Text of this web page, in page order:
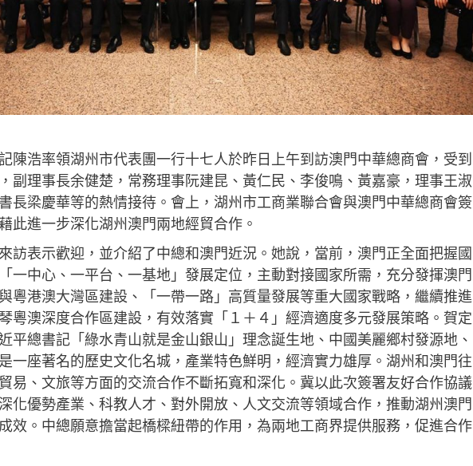
陳浩率領湖州市代表團一行十七人於昨日上午到訪澳門中華總商會，受到
副理事長余健楚，常務理事阮建昆、黃仁民、李俊鳴、黃嘉豪，理事王淑
長梁慶華等的熱情接待。會上，湖州市工商業聯合會與澳門中華總商會簽
此進一步深化湖州澳門兩地經貿合作。
訪表示歡迎，並介紹了中總和澳門近況。她說，當前，澳門正全面把握國
一中心、一平台、一基地」發展定位，主動對接國家所需，充分發揮澳門
粵港澳大灣區建設、「一帶一路」高質量發展等重大國家戰略，繼續推進
粵澳深度合作區建設，有效落實「１＋４」經濟適度多元發展策略。賀定
平總書記「綠水青山就是金山銀山」理念誕生地、中國美麗鄉村發源地、
一座著名的歷史文化名城，產業特色鮮明，經濟實力雄厚。湖州和澳門往
易、文旅等方面的交流合作不斷拓寬和深化。冀以此次簽署友好合作協議
化優勢產業、科教人才、對外開放、人文交流等領域合作，推動湖州澳門
效。中總願意擔當起橋樑紐帶的作用，為兩地工商界提供服務，促進合作